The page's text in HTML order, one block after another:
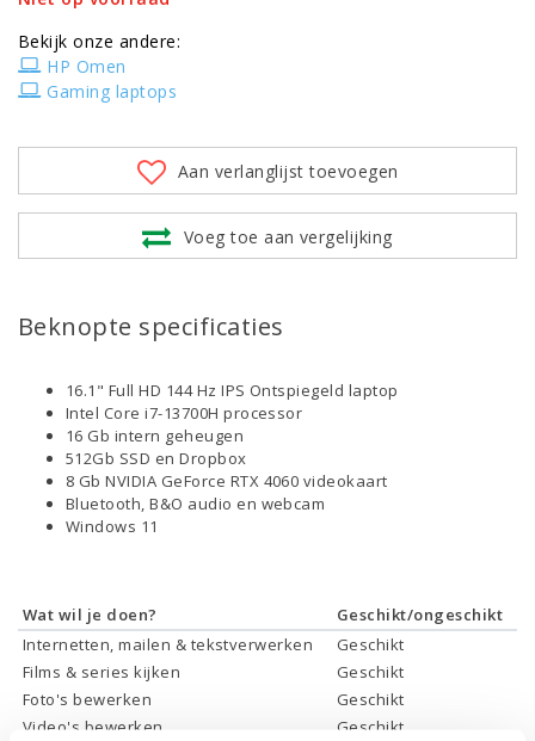
Bekijk onze andere:
HP Omen
Gaming laptops
Aan verlanglijst toevoegen
Voeg toe aan vergelijking
Beknopte specificaties
16.1" Full HD 144 Hz IPS Ontspiegeld laptop
Intel Core i7-13700H processor
16 Gb intern geheugen
512Gb SSD en Dropbox
8 Gb NVIDIA GeForce RTX 4060 videokaart
Bluetooth, B&O audio en webcam
Windows 11
Wat wil je doen?
Geschikt/ongeschikt
Internetten, mailen & tekstverwerken
Geschikt
Films & series kijken
Geschikt
Foto's bewerken
Geschikt
Video's bewerken
Geschikt